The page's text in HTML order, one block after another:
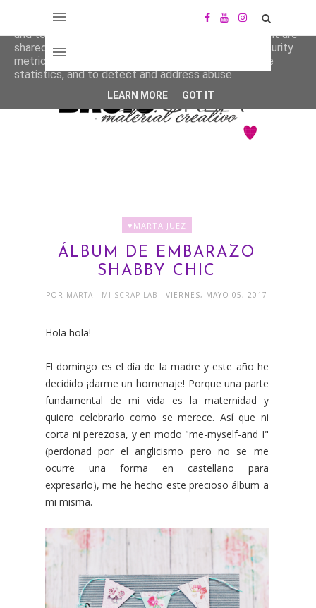
♥MARTA JUEZ
ÁLBUM DE EMBARAZO
SHABBY CHIC
POR MARTA - MI SCRAP LAB- VIERNES, MAYO 05, 2017
Hola hola!
El domingo es el día de la madre y este año he
decidido ¡darme un homenaje! Porque una parte
fundamental de mi vida es la maternidad y
quiero celebrarlo como se merece. Así que ni
corta ni perezosa, y en modo "me-myself-and I"
(perdonad por el anglicismo pero no se me
ocurre una forma en castellano para
expresarlo), me he hecho este precioso álbum a
mi misma.
This site uses cookies from Google to deliver its services
and to analyze traffic. Your IP address and user-agent are
shared with Google along with performance and security
metrics to ensure quality of service, generate usage
statistics, and to detect and address abuse.
LEARN MORE GOT IT